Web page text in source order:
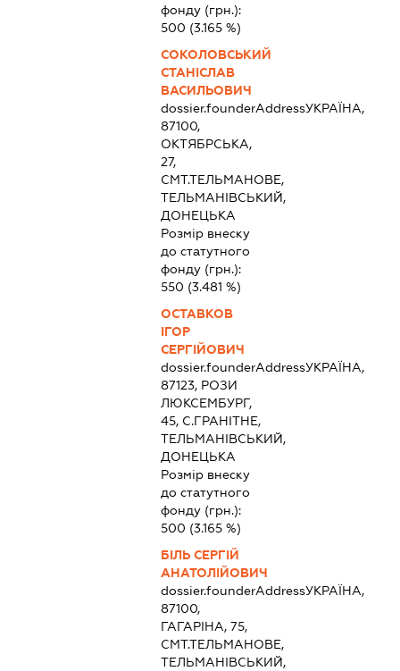
фонду (грн.):
500 (3.165 %)
СОКОЛОВСЬКИЙ
СТАНІСЛАВ
ВАСИЛЬОВИЧ
dossier.founderAddressУКРАЇНА,
87100,
ОКТЯБРСЬКА,
27,
СМТ.ТЕЛЬМАНОВЕ,
ТЕЛЬМАНІВСЬКИЙ,
ДОНЕЦЬКА
Розмір внеску
до статутного
фонду (грн.):
550 (3.481 %)
ОСТАВКОВ
ІГОР
СЕРГІЙОВИЧ
dossier.founderAddressУКРАЇНА,
87123, РОЗИ
ЛЮКСЕМБУРГ,
45, С.ГРАНІТНЕ,
ТЕЛЬМАНІВСЬКИЙ,
ДОНЕЦЬКА
Розмір внеску
до статутного
фонду (грн.):
500 (3.165 %)
БІЛЬ СЕРГІЙ
АНАТОЛІЙОВИЧ
dossier.founderAddressУКРАЇНА,
87100,
ГАГАРІНА, 75,
СМТ.ТЕЛЬМАНОВЕ,
ТЕЛЬМАНІВСЬКИЙ,